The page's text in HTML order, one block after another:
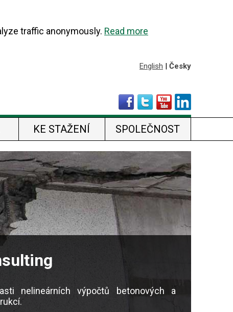
traffic anonymously. Read more
English | Česky
KE STAŽENÍ SPOLEČNOST
nelineárních výpočtů betonových a